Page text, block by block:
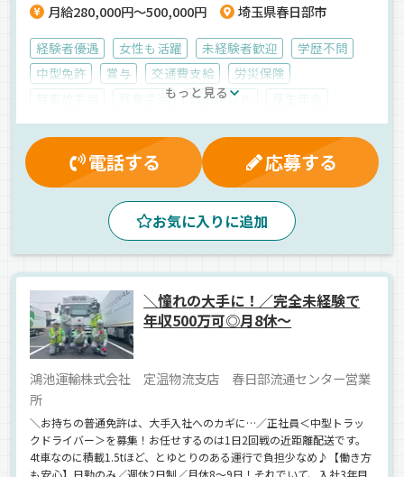
月給280,000円～500,000円
埼玉県春日部市
経験者優遇 女性も活躍 未経験者歓迎
学歴不問
中型免許
賞与 交通費支給
労災保険
残業手当 日払いＯＫ
雇用保険
有給休暇 健康保険
資格取得制度
週払いＯＫ
真夜中 早朝 夕方
昼
日用品 飲料水 工業製品 雑貨
箱車
もっと見る
電話する 応募する
お気に入りに追加
＼憧れの大手に！／完全未経験で
年収500万可◎月8休～
鴻池運輸株式会社 定温物流支店 春日部流通センター営業
所​
＼お持ちの普通免許は、大手入社へのカギに…／正社員＜中型トラッ
クドライバー＞を募集！お任せするのは1日2回戦の近距離配送です。
4t車なのに積載1.5tほど、とゆとりのある運行で負担少なめ♪【働き方
も安心】日勤のみ／週休2日制／月休8～9日！それでいて、入社3年目